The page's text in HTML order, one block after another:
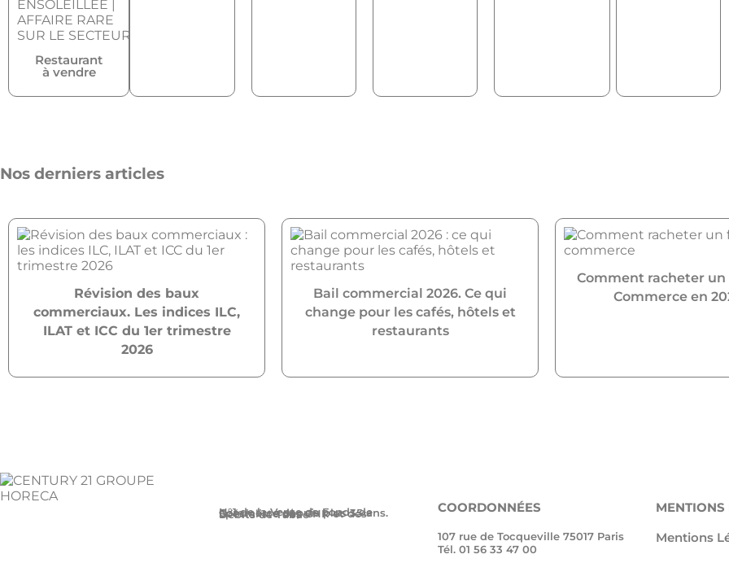
Restaurant
à vendre
Nos derniers articles
Révision des baux
commerciaux. Les indices ILC,
ILAT et ICC du 1er trimestre
2026
Bail commercial 2026. Ce qui
change pour les cafés, hôtels et
restaurants
Comment racheter un
Commerce en
N°1 de la Vente de Fonds de Commerce depuis plus 35 ans.
Spécialiste des CHR et des Débits de Tabac COORDONNÉES
107 rue de Tocqueville 75017 Paris
Tél. 01 56 33 47 00
MENTIONS
Mentions